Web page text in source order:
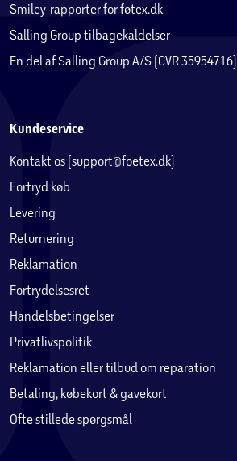
Smiley-rapporter for føtex.dk
Salling Group tilbagekaldelser
En del af Salling Group A/S (CVR 35954716)
Kundeservice
Kontakt os (support@foetex.dk)
Fortryd køb
Levering
Returnering
Reklamation
Fortrydelsesret
Handelsbetingelser
Privatlivspolitik
Reklamation eller tilbud om reparation
Betaling, købekort & gavekort
Ofte stillede spørgsmål